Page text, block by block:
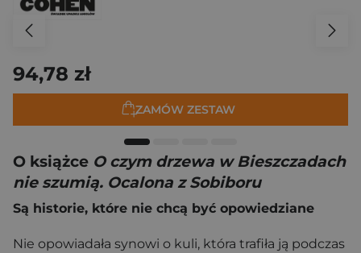
94,78 zł
ZAMÓW ZESTAW
O książce O czym drzewa w Bieszczadach
nie szumią. Ocalona z Sobiboru
Są historie, które nie chcą być opowiedziane
Nie opowiadała synowi o kuli, która trafiła ją podczas